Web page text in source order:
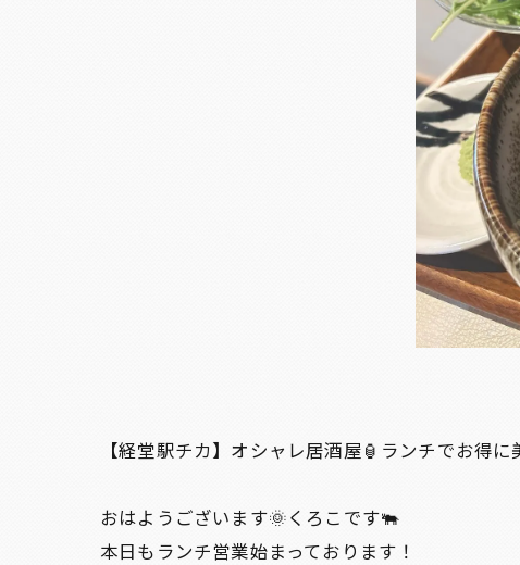
【経堂駅チカ】オシャレ居酒屋🏮ランチでお得
おはようございます🌞くろこです🐃
本日もランチ営業始まっております！